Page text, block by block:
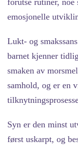
forutse rutiner,
emosjonelle
Lukt- og smakssans
barnet kjenner
smaken av
samhold, og er en
Syn er den minst
først uskarpt, og